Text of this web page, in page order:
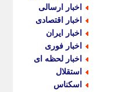
اخبار ارسالی
اخبار اقتصادی
اخبار ایران
اخبار فوری
اخبار لحظه ای
استقلال
اسکناس